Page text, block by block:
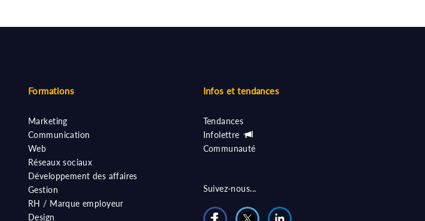
Formations
Marketing
Communication
Web
Réseaux sociaux
Développement des affaires
Gestion
RH / Marque employeur
Design
Infos et tendances
Tendances
Infolettre
Communauté
Suivez-nous...